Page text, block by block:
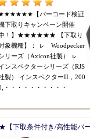
【バーコード検証
下取りキャンペーン開催
！】★★★★★★ 【下取り
象機種】： ㇾ
Woodpecker
リーズ （Axicon社製）
ㇾ
ンスペクターシリーズ （RJS
製） インスペクターII ， 200
・・・・・・・・・・
★【下取条件付き/高性能バ